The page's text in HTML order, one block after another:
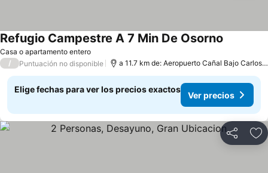
Casa o apartamento entero
Refugio Campestre A 7 Min De Osorno
/ Puntuación no disponible a 11.7 km de: Aeropuerto Cañal Bajo Carlos Hott Siebert
Elige fechas para ver los precios exactos
Ver precios
Compartir